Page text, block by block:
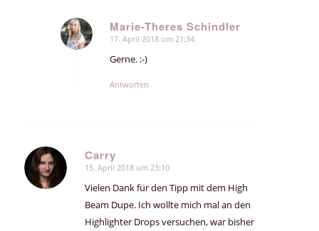
Marie-Theres Schindler
sagte:
17. April 2018 um 21:34
Gerne. :-)
Antworten
Carry
sagte:
15. April 2018 um 23:10
Vielen Dank für den Tipp mit dem High
Beam Dupe. Ich wollte mich mal an den
Highlighter Drops versuchen, war bisher